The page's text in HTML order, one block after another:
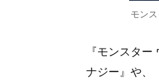
モン
『モンスタ
ナジー』や、